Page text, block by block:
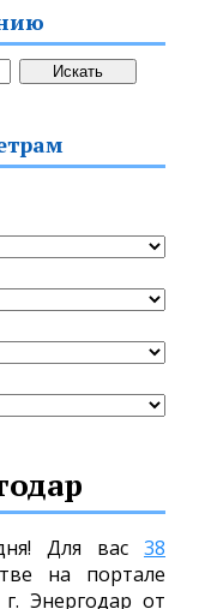
Для вас 38
на портале
Энергодар от